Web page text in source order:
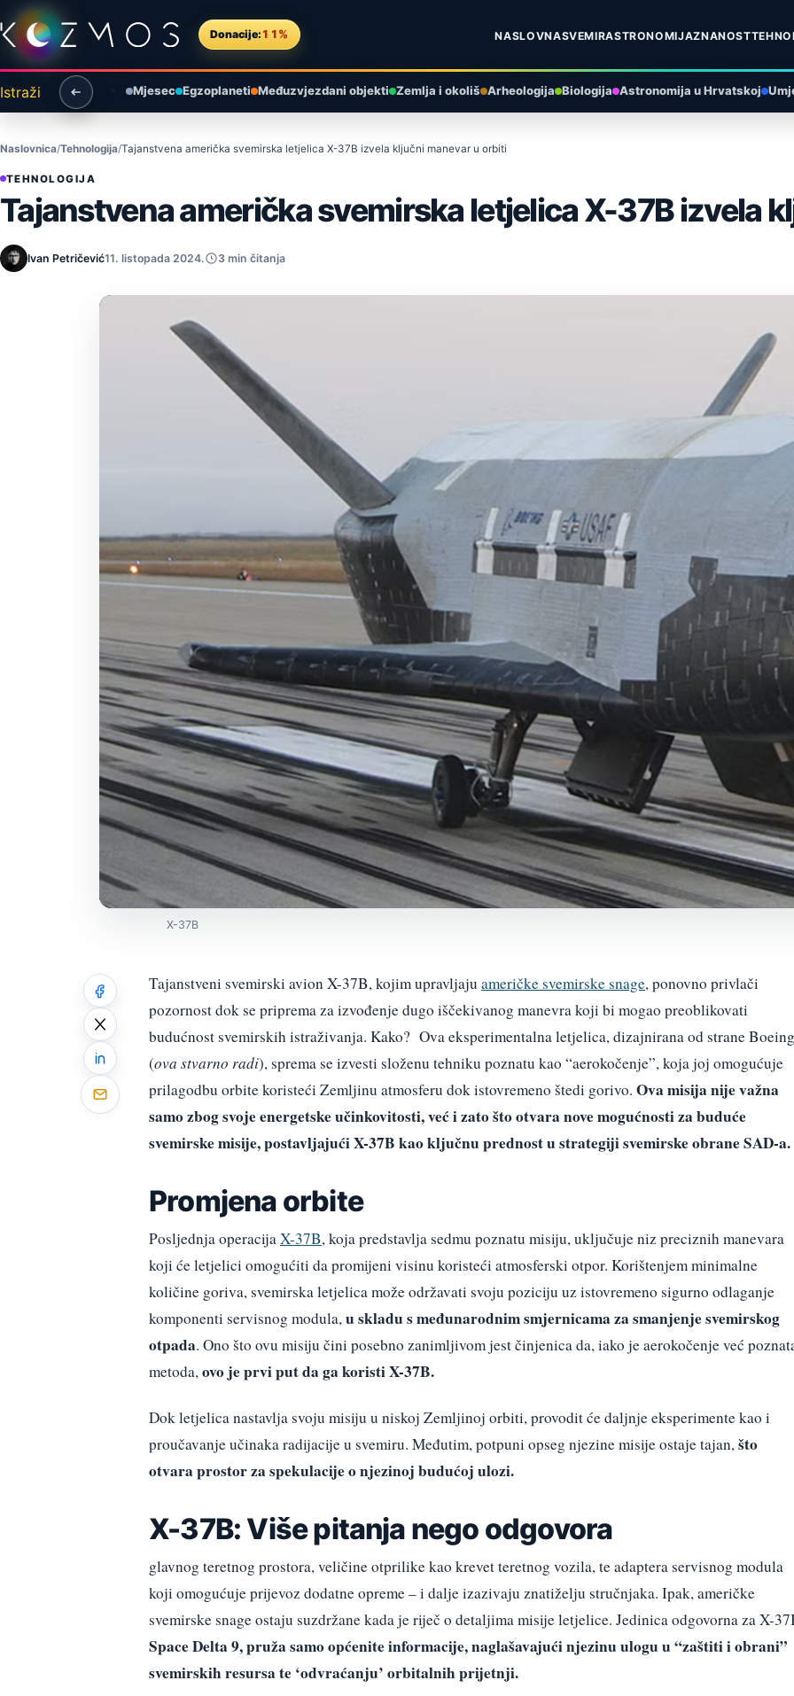
Preskoči na sadržaj
Donacije: 11% NASLOVNASVEMIRASTRONOMIJAZNANOST
Istraži Mjesec Egzoplaneti Međuzvjezdani objekti Zemlja i okoliš Arheologija Biologija Astronomija u Hrvatskoj
Naslovnica Tehnologija Tajanstvena američka svemirska letjelica X-37B izvela ključni manevar u orbiti
TEHNOLOGIJA
Tajanstvena američka svemirska letjelica X-37B izvela
Ivan Petričević11. listopada 2024. 3 min čitanja
X-37B
Tajanstveni svemirski avion X-37B, kojim upravljaju američke svemirske snage, ponovno privlači
pozornost dok se priprema za izvođenje dugo iščekivanog manevra koji bi mogao preoblikovati
budućnost svemirskih istraživanja. Kako? Ova eksperimentalna letjelica, dizajnirana od strane
(ova stvarno radi), sprema se izvesti složenu tehniku poznatu kao “aerokočenje”, koja joj omogućuje
prilagodbu orbite koristeći Zemljinu atmosferu dok istovremeno štedi gorivo. Ova misija nije važna
samo zbog svoje energetske učinkovitosti, već i zato što otvara nove mogućnosti za buduće
svemirske misije, postavljajući X-37B kao ključnu prednost u strategiji svemirske obrane SAD-a.
Promjena orbite
Posljednja operacijaX-37B, koja predstavlja sedmu poznatu misiju, uključuje niz preciznih manevara
koji će letjelici omogućiti da promijeni visinu koristeći atmosferski otpor. Korištenjem minimalne
količine goriva, svemirska letjelica može održavati svoju poziciju uz istovremeno sigurno odlaganje
komponenti servisnog modula,u skladu s međunarodnim smjernicama za smanjenje svemirskog
otpada. Ono što ovu misiju čini posebno zanimljivom jest činjenica da, iako je aerokočenje već
metoda,ovo je prvi put da ga koristi X-37B.
Dok letjelica nastavlja svoju misiju u niskoj Zemljinoj orbiti, provodit će daljnje eksperimente kao i
proučavanje učinaka radijacije u svemiru. Međutim, potpuni opseg njezine misije ostaje tajan, što
otvara prostor za spekulacije o njezinoj budućoj ulozi.
X-37B: Više pitanja nego odgovora
glavnog teretnog prostora, veličine otprilike kao krevet teretnog vozila, te adaptera servisnog modula
koji omogućuje prijevoz dodatne opreme – i dalje izazivaju znatiželju stručnjaka. Ipak, američke
svemirske snage ostaju suzdržane kada je riječ o detaljima misije letjelice. Jedinica odgovorna za X-
Space Delta 9, pruža samo općenite informacije, naglašavajući njezinu ulogu u “zaštiti i obrani”
svemirskih resursa te ‘odvraćanju’ orbitalnih prijetnji.